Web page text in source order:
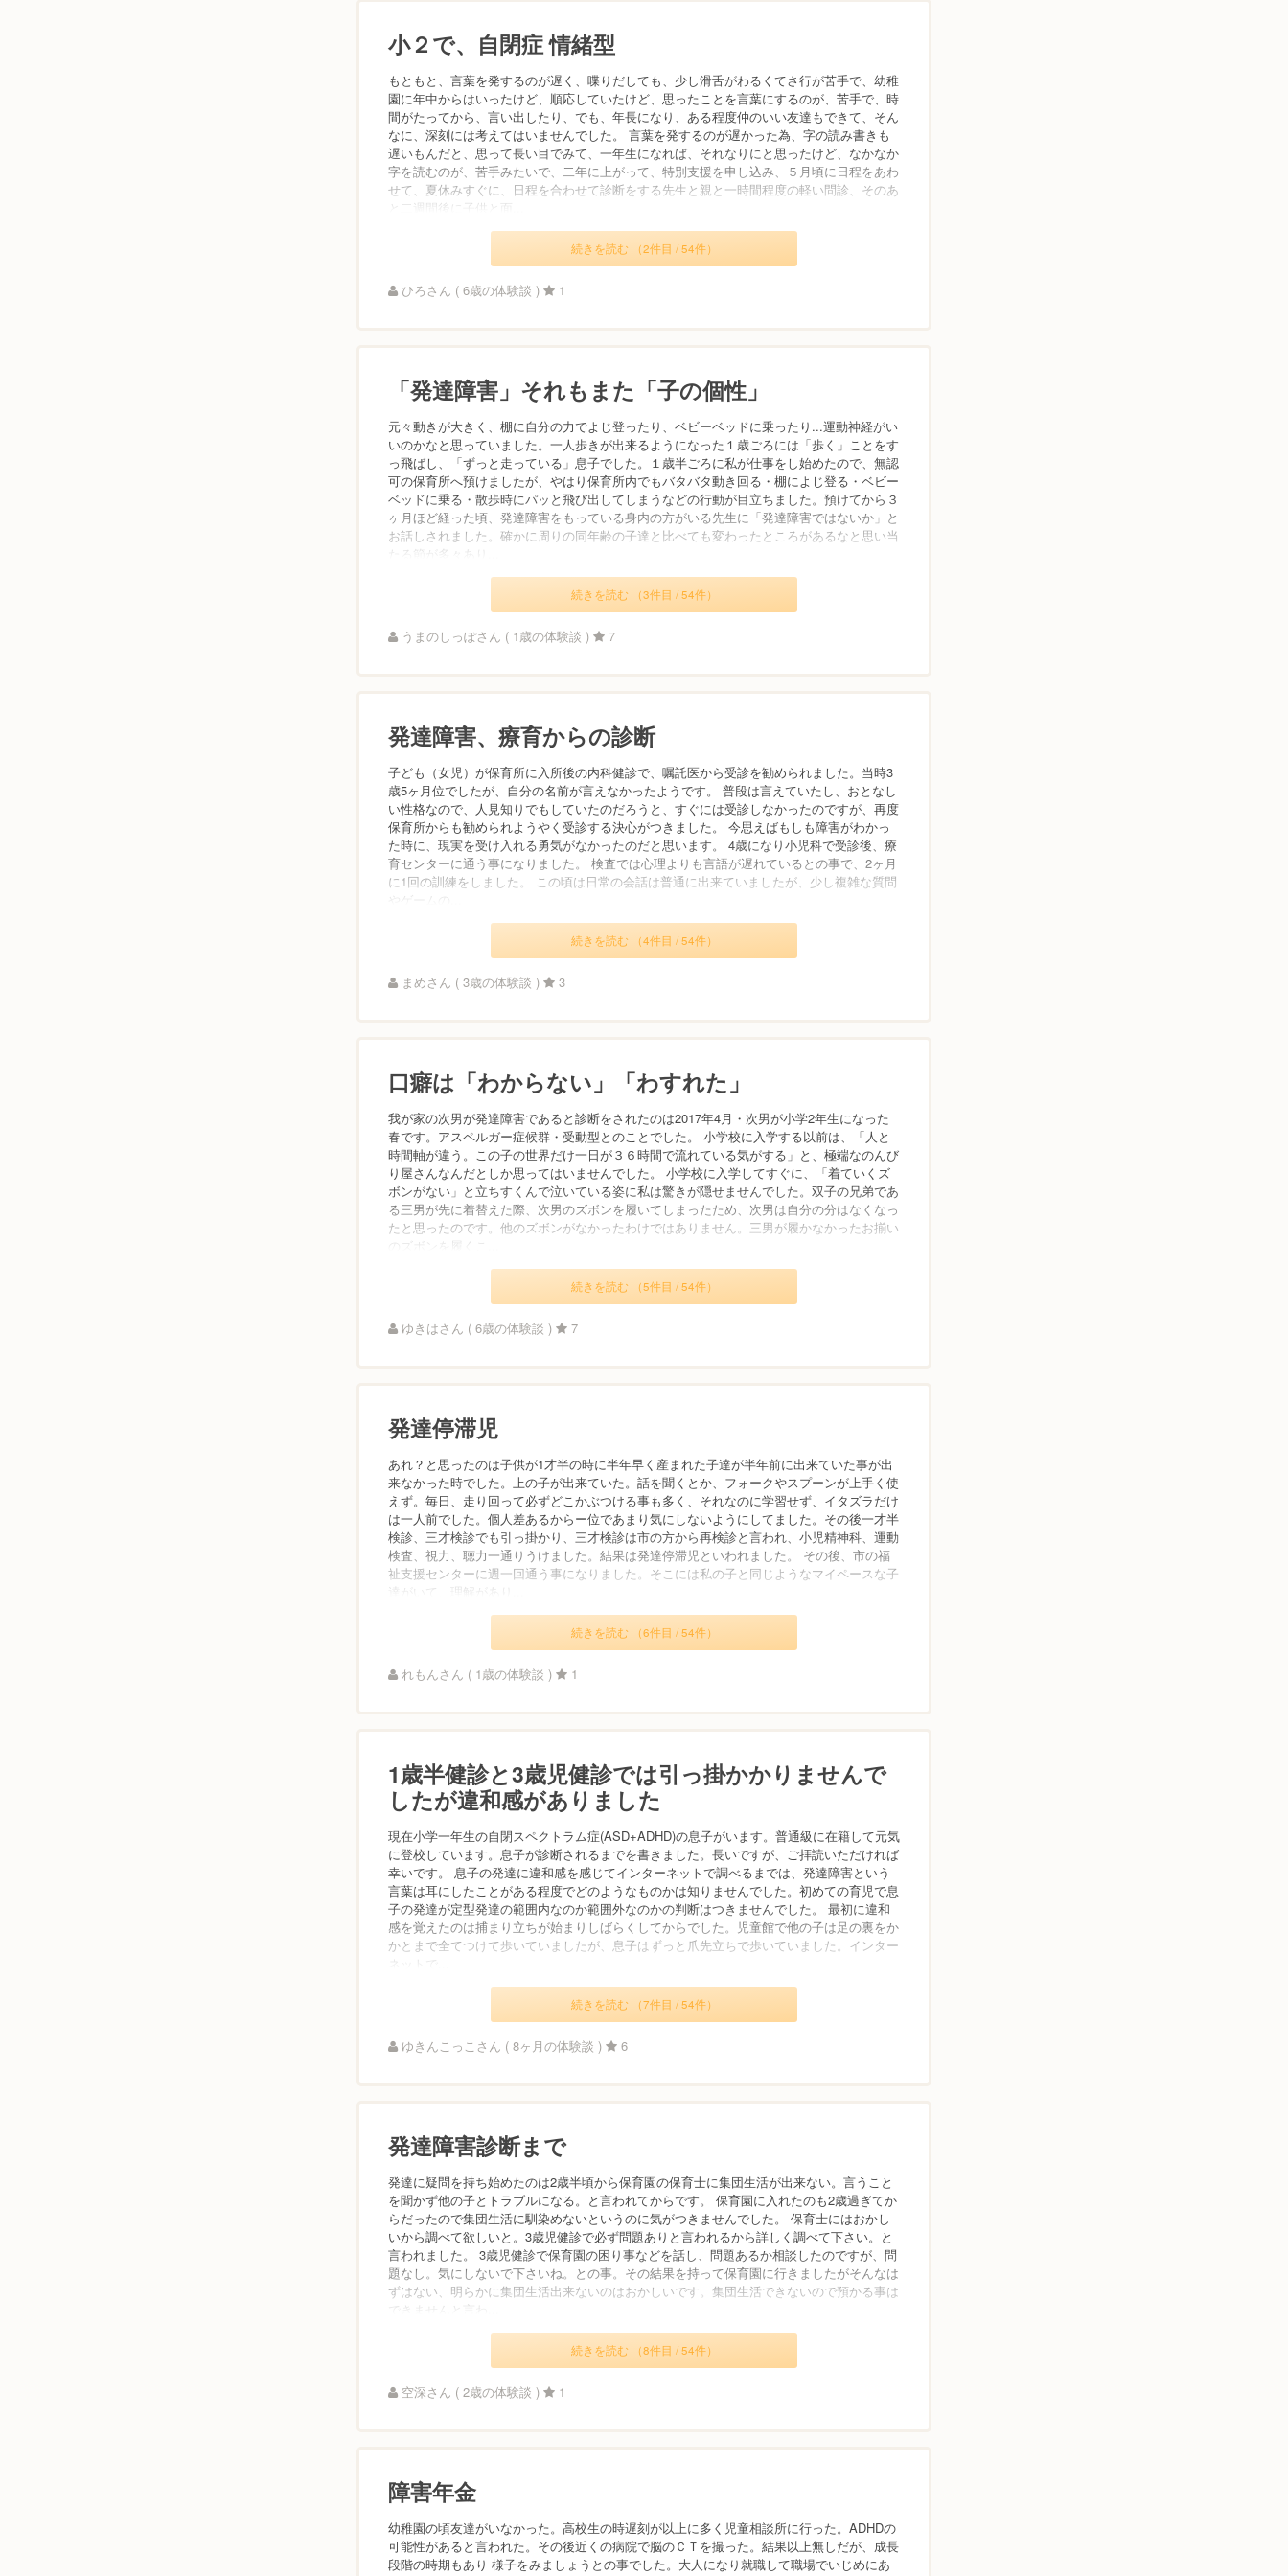
小２で、自閉症 情緒型
もともと、言葉を発するのが遅く、喋りだしても、少し滑舌がわるくてさ行が苦手で、幼稚
園に年中からはいったけど、順応していたけど、思ったことを言葉にするのが、苦手で、時
間がたってから、言い出したり、でも、年長になり、ある程度仲のいい友達もできて、そん
なに、深刻には考えてはいませんでした。 言葉を発するのが遅かった為、字の読み書きも
遅いもんだと、思って長い目でみて、一年生になれば、それなりにと思ったけど、なかなか
字を読むのが、苦手みたいで、二年に上がって、特別支援を申し込み、５月頃に日程をあわ
せて、夏休みすぐに、日程を合わせて診断をする先生と親と一時間程度の軽い問診、そのあ
と二週間後に子供と面...
続きを読む （2件目 / 54件）
ひろさん ( 6歳の体験談 ) 1
「発達障害」それもまた「子の個性」
元々動きが大きく、棚に自分の力でよじ登ったり、ベビーベッドに乗ったり...運動神経がい
いのかなと思っていました。一人歩きが出来るようになった１歳ごろには「歩く」ことをす
っ飛ばし、「ずっと走っている」息子でした。１歳半ごろに私が仕事をし始めたので、無認
可の保育所へ預けましたが、やはり保育所内でもバタバタ動き回る・棚によじ登る・ベビー
ベッドに乗る・散歩時にパッと飛び出してしまうなどの行動が目立ちました。預けてから３
ヶ月ほど経った頃、発達障害をもっている身内の方がいる先生に「発達障害ではないか」と
お話しされました。確かに周りの同年齢の子達と比べても変わったところがあるなと思い当
たる節が多々あり...
続きを読む （3件目 / 54件）
うまのしっぽさん ( 1歳の体験談 ) 7
発達障害、療育からの診断
子ども（女児）が保育所に入所後の内科健診で、嘱託医から受診を勧められました。当時3
歳5ヶ月位でしたが、自分の名前が言えなかったようです。 普段は言えていたし、おとなし
い性格なので、人見知りでもしていたのだろうと、すぐには受診しなかったのですが、再度
保育所からも勧められようやく受診する決心がつきました。 今思えばもしも障害がわかっ
た時に、現実を受け入れる勇気がなかったのだと思います。 4歳になり小児科で受診後、療
育センターに通う事になりました。 検査では心理よりも言語が遅れているとの事で、2ヶ月
に1回の訓練をしました。 この頃は日常の会話は普通に出来ていましたが、少し複雑な質問
やゲームの...
続きを読む （4件目 / 54件）
まめさん ( 3歳の体験談 ) 3
口癖は「わからない」「わすれた」
我が家の次男が発達障害であると診断をされたのは2017年4月・次男が小学2年生になった
春です。アスペルガー症候群・受動型とのことでした。 小学校に入学する以前は、「人と
時間軸が違う。この子の世界だけ一日が３６時間で流れている気がする」と、極端なのんび
り屋さんなんだとしか思ってはいませんでした。 小学校に入学してすぐに、「着ていくズ
ボンがない」と立ちすくんで泣いている姿に私は驚きが隠せませんでした。双子の兄弟であ
る三男が先に着替えた際、次男のズボンを履いてしまったため、次男は自分の分はなくなっ
たと思ったのです。他のズボンがなかったわけではありません。三男が履かなかったお揃い
のズボンを履くこ...
続きを読む （5件目 / 54件）
ゆきはさん ( 6歳の体験談 ) 7
発達停滞児
あれ？と思ったのは子供が1才半の時に半年早く産まれた子達が半年前に出来ていた事が出
来なかった時でした。上の子が出来ていた。話を聞くとか、フォークやスプーンが上手く使
えず。毎日、走り回って必ずどこかぶつける事も多く、それなのに学習せず、イタズラだけ
は一人前でした。個人差あるからー位であまり気にしないようにしてました。その後一才半
検診、三才検診でも引っ掛かり、三才検診は市の方から再検診と言われ、小児精神科、運動
検査、視力、聴力一通りうけました。結果は発達停滞児といわれました。 その後、市の福
祉支援センターに週一回通う事になりました。そこには私の子と同じようなマイペースな子
達がいて、理解があり...
続きを読む （6件目 / 54件）
れもんさん ( 1歳の体験談 ) 1
1歳半健診と3歳児健診では引っ掛かかりませんで
したが違和感がありました
現在小学一年生の自閉スペクトラム症(ASD+ADHD)の息子がいます。普通級に在籍して元気
に登校しています。息子が診断されるまでを書きました。長いですが、ご拝読いただければ
幸いです。 息子の発達に違和感を感じてインターネットで調べるまでは、発達障害という
言葉は耳にしたことがある程度でどのようなものかは知りませんでした。初めての育児で息
子の発達が定型発達の範囲内なのか範囲外なのかの判断はつきませんでした。 最初に違和
感を覚えたのは捕まり立ちが始まりしばらくしてからでした。児童館で他の子は足の裏をか
かとまで全てつけて歩いていましたが、息子はずっと爪先立ちで歩いていました。インター
ネットで...
続きを読む （7件目 / 54件）
ゆきんこっこさん ( 8ヶ月の体験談 ) 6
発達障害診断まで
発達に疑問を持ち始めたのは2歳半頃から保育園の保育士に集団生活が出来ない。言うこと
を聞かず他の子とトラブルになる。と言われてからです。 保育園に入れたのも2歳過ぎてか
らだったので集団生活に馴染めないというのに気がつきませんでした。 保育士にはおかし
いから調べて欲しいと。3歳児健診で必ず問題ありと言われるから詳しく調べて下さい。と
言われました。 3歳児健診で保育園の困り事などを話し、問題あるか相談したのですが、問
題なし。気にしないで下さいね。との事。その結果を持って保育園に行きましたがそんなは
ずはない、明らかに集団生活出来ないのはおかしいです。集団生活できないので預かる事は
できませんと言わ...
続きを読む （8件目 / 54件）
空深さん ( 2歳の体験談 ) 1
障害年金
幼稚園の頃友達がいなかった。高校生の時遅刻が以上に多く児童相談所に行った。ADHDの
可能性があると言われた。その後近くの病院で脳のＣＴを撮った。結果以上無しだが、成長
段階の時期もあり 様子をみましょうとの事でした。大人になり就職して職場でいじめにあ